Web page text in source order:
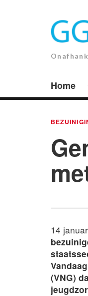
Home
14
(VNG)